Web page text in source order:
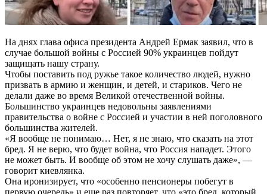
На днях глава офиса президента Андрей Ермак заявил, что в
случае большой войны с Россией 90% украинцев пойдут
защищать нашу страну.
Чтобы поставить под ружье такое количество людей, нужно
призвать в армию и женщин, и детей, и стариков. Чего не
делали даже во время Великой отечественной войны.
Большинство украинцев недовольны заявлениями
правительства о войне с Россией и участии в ней поголовного
большинства жителей.
«Я вообще не понимаю… Нет, я не знаю, что сказать на этот
бред. Я не верю, что будет война, что Россия нападет. Этого
не может быть. И вообще об этом не хочу слушать даже», —
говорит киевлянка.
Она иронизирует, что «особенно пенсионеры побегут в